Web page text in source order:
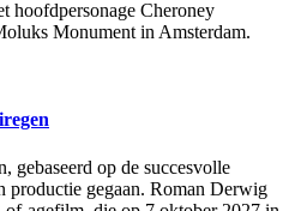
hoofdpersonage Cheroney
Monument in Amsterdam.
gebaseerd op de succesvolle
productie gegaan. Roman Derwig